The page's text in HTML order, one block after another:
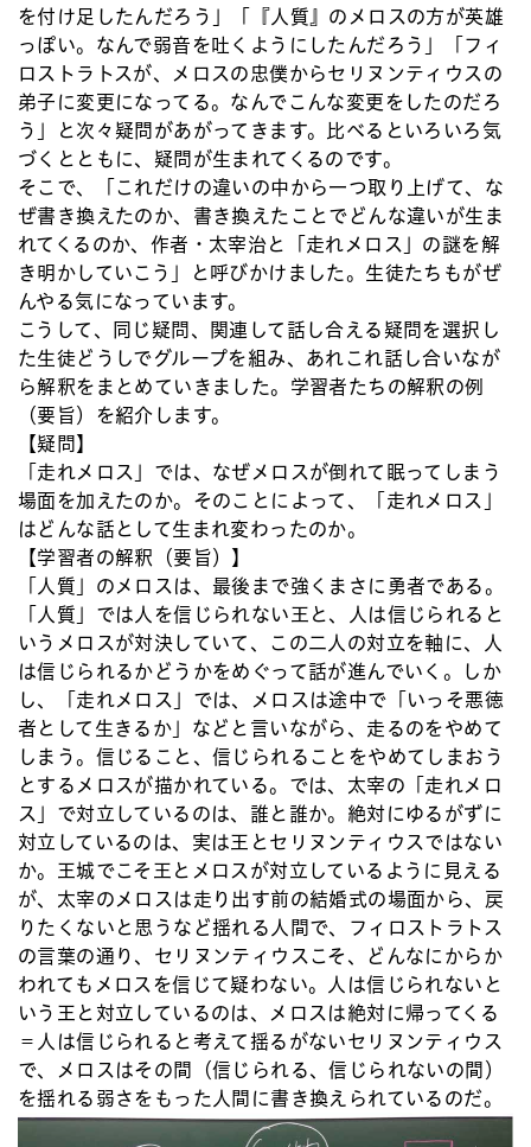
を付け足したんだろう」「『人質』のメロスの方が英雄
っぽい。なんで弱音を吐くようにしたんだろう」「フィ
ロストラトスが、メロスの忠僕からセリヌンティウスの
弟子に変更になってる。なんでこんな変更をしたのだろ
う」と次々疑問があがってきます。比べるといろいろ気
づくとともに、疑問が生まれてくるのです。
そこで、「これだけの違いの中から一つ取り上げて、な
ぜ書き換えたのか、書き換えたことでどんな違いが生ま
れてくるのか、作者・太宰治と「走れメロス」の謎を解
き明かしていこう」と呼びかけました。生徒たちもがぜ
んやる気になっています。
こうして、同じ疑問、関連して話し合える疑問を選択し
た生徒どうしでグループを組み、あれこれ話し合いなが
ら解釈をまとめていきました。学習者たちの解釈の例
（要旨）を紹介します。
【疑問】
「走れメロス」では、なぜメロスが倒れて眠ってしまう
場面を加えたのか。そのことによって、「走れメロス」
はどんな話として生まれ変わったのか。
【学習者の解釈（要旨）】
「人質」のメロスは、最後まで強くまさに勇者である。
「人質」では人を信じられない王と、人は信じられると
いうメロスが対決していて、この二人の対立を軸に、人
は信じられるかどうかをめぐって話が進んでいく。しか
し、「走れメロス」では、メロスは途中で「いっそ悪徳
者として生きるか」などと言いながら、走るのをやめて
しまう。信じること、信じられることをやめてしまおう
とするメロスが描かれている。では、太宰の「走れメロ
ス」で対立しているのは、誰と誰か。絶対にゆるがずに
対立しているのは、実は王とセリヌンティウスではない
か。王城でこそ王とメロスが対立しているように見える
が、太宰のメロスは走り出す前の結婚式の場面から、戻
りたくないと思うなど揺れる人間で、フィロストラトス
の言葉の通り、セリヌンティウスこそ、どんなにからか
われてもメロスを信じて疑わない。人は信じられないと
いう王と対立しているのは、メロスは絶対に帰ってくる
＝人は信じられると考えて揺るがないセリヌンティウス
で、メロスはその間（信じられる、信じられないの間）
を揺れる弱さをもった人間に書き換えられているのだ。